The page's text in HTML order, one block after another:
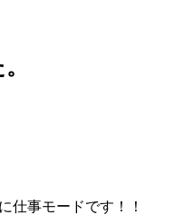
仕事モードです！！